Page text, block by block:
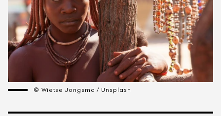
© Wietse Jongsma / Unsplash